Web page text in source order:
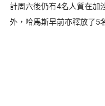
計周六後仍有4名人質在加
外，哈馬斯早前亦釋放了5